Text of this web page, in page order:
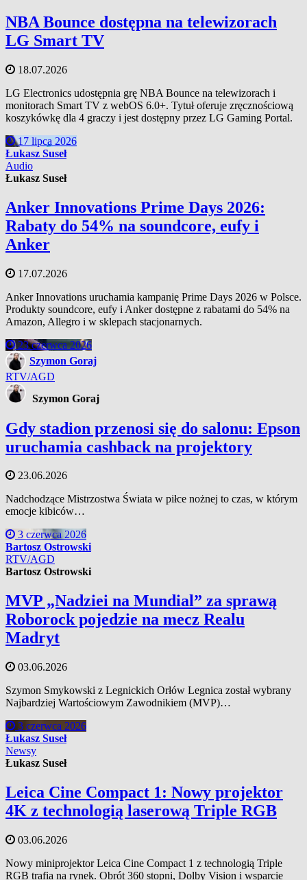
NBA Bounce dostępna na telewizorach
LG Smart TV
18.07.2026
LG Electronics udostępnia grę NBA Bounce na telewizorach i
monitorach Smart TV z webOS 6.0+. Tytuł oferuje zręcznościową
koszykówkę dla 4 graczy i jest dostępny przez LG Gaming Portal.
17 lipca 2026
Łukasz Suseł
Audio
Łukasz Suseł
Anker Innovations Prime Days 2026:
Rabaty do 54% na soundcore, eufy i
Anker
17.07.2026
Anker Innovations uruchamia kampanię Prime Days 2026 w Polsce.
Produkty soundcore, eufy i Anker dostępne z rabatami do 54% na
Amazon, Allegro i w sklepach stacjonarnych.
23 czerwca 2026
Szymon Goraj
RTV/AGD
Szymon Goraj
Gdy stadion przenosi się do salonu: Epson
uruchamia cashback na projektory
23.06.2026
Nadchodzące Mistrzostwa Świata w piłce nożnej to czas, w którym
emocje kibiców…
3 czerwca 2026
Bartosz Ostrowski
RTV/AGD
Bartosz Ostrowski
MVP „Nadziei na Mundial” za sprawą
Roborock pojedzie na mecz Realu
Madryt
03.06.2026
Szymon Smykowski z Legnickich Orłów Legnica został wybrany
Najbardziej Wartościowym Zawodnikiem (MVP)…
3 czerwca 2026
Łukasz Suseł
Newsy
Łukasz Suseł
Leica Cine Compact 1: Nowy projektor
4K z technologią laserową Triple RGB
03.06.2026
Nowy miniprojektor Leica Cine Compact 1 z technologią Triple
RGB trafia na rynek. Obrót 360 stopni, Dolby Vision i wsparcie